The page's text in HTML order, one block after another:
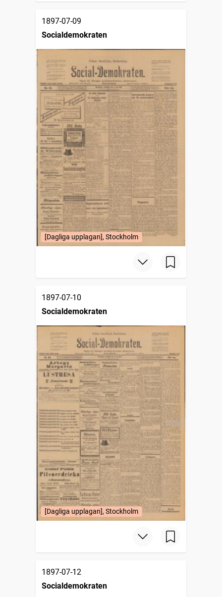
1897-07-09
Socialdemokraten
[Dagliga upplagan], Stockholm
1897-07-10
Socialdemokraten
[Dagliga upplagan], Stockholm
1897-07-12
Socialdemokraten